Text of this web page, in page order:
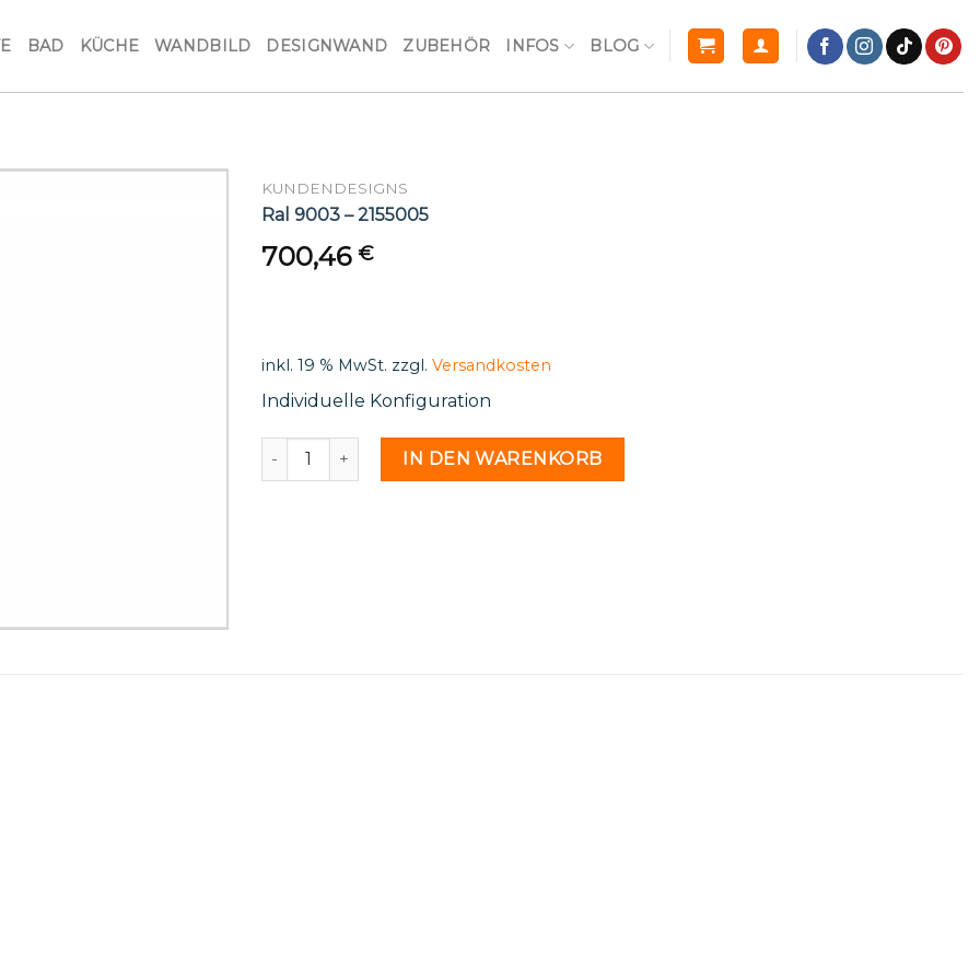
BAD KÜCHE WANDBILD DESIGNWAND ZUBEHÖR INFOS BLOG
KUNDENDESIGNS
Ral 9003 – 2155005
700,46 €
inkl. 19 % MwSt. zzgl. Versandkosten
Individuelle Konfiguration
Ral 9003 - 2155005 MengeIN DEN WARENKORB